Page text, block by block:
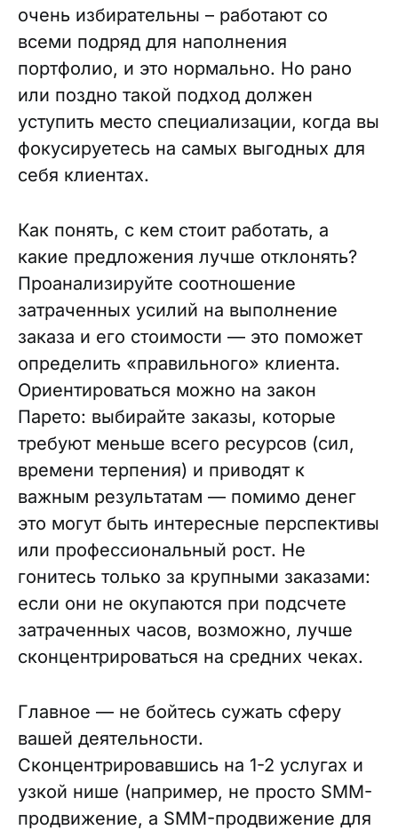
очень избирательны – работают со
всеми подряд для наполнения
портфолио, и это нормально. Но рано
или поздно такой подход должен
уступить место специализации, когда вы
фокусируетесь на самых выгодных для
себя клиентах.
Как понять, с кем стоит работать, а
какие предложения лучше отклонять?
Проанализируйте соотношение
затраченных усилий на выполнение
заказа и его стоимости — это поможет
определить «правильного» клиента.
Ориентироваться можно на закон
Парето: выбирайте заказы, которые
требуют меньше всего ресурсов (сил,
времени терпения) и приводят к
важным результатам — помимо денег
это могут быть интересные перспективы
или профессиональный рост. Не
гонитесь только за крупными заказами:
если они не окупаются при подсчете
затраченных часов, возможно, лучше
сконцентрироваться на средних чеках.
Главное — не бойтесь сужать сферу
вашей деятельности.
Сконцентрировавшись на 1-2 услугах и
узкой нише (например, не просто SMM-
продвижение, а SMM-продвижение для